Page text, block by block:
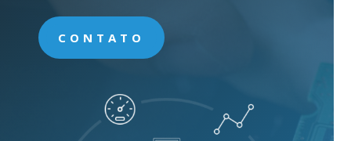
CONTATO